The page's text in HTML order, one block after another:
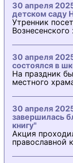
30 апреля
детском саду
Утренник
Вознесенского
30 апреля
состоялся в
На праздник
местного
30 апреля
завершилась
книгу"
Акция
православной